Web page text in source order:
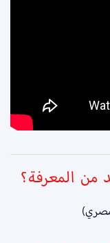
من المعرفة؟